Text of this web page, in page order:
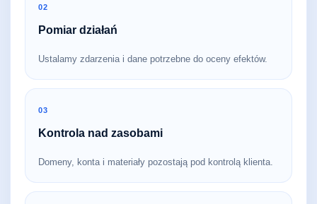
02
Pomiar działań
Ustalamy zdarzenia i dane potrzebne do oceny efektów.
03
Kontrola nad zasobami
Domeny, konta i materiały pozostają pod kontrolą klienta.